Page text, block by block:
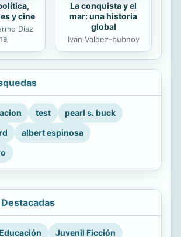
y cine
Díaz
La conquista y el
mar: una historia
global
Iván Valdez-bubnov
test
pearl s. buck
albert espinosa
Juvenil Ficción